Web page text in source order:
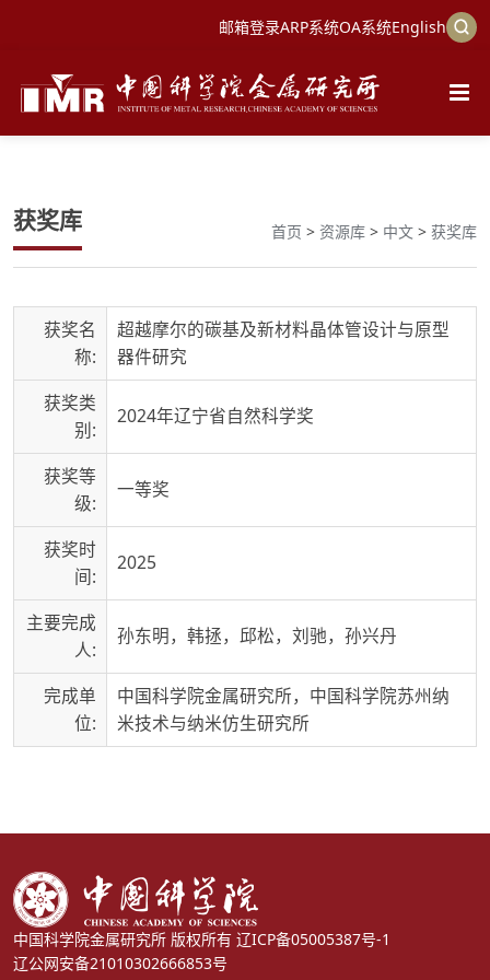
邮箱登录ARP系统OA系统English
获奖库 首页 > 资源库 > 中文 > 获奖库
获奖名
称:
超越摩尔的碳基及新材料晶体管设计与原型
器件研究
获奖类
别:
2024年辽宁省自然科学奖
获奖等
级:
一等奖
获奖时
间:
2025
主要完成
人:
孙东明，韩拯，邱松，刘驰，孙兴丹
完成单
位:
中国科学院金属研究所，中国科学院苏州纳
米技术与纳米仿生研究所
中国科学院金属研究所 版权所有 辽ICP备05005387号-1
辽公网安备21010302666853号